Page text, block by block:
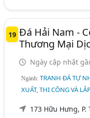
19 Đá Hải Nam -
Thương Mại
Ngày cập nhật
Ngành:TRANH ĐÁ TỰ
XUẤT, THI CÔNG VÀ
173 Hữu Hưng, P.